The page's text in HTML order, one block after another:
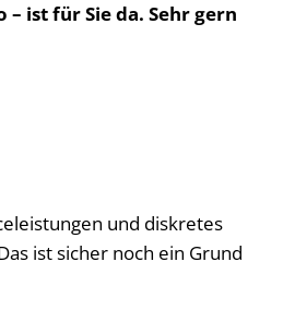
ist für Sie da. Sehr gern
und diskretes
ist sicher noch ein Grund